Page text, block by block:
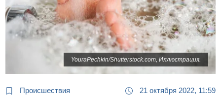
YouraPechkin/Shutterstock.com, Иллюстрация.
Происшествия 21 октября 2022, 11:59